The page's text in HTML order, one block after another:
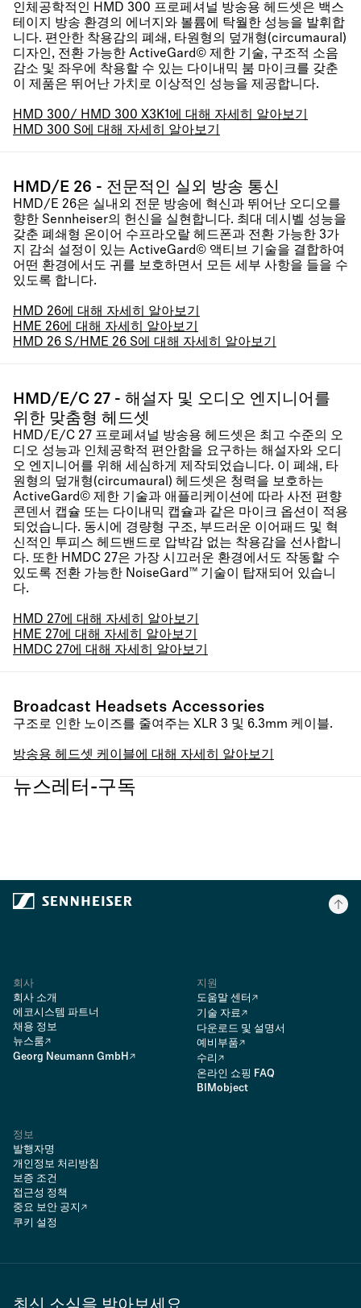
인체공학적인 HMD 300 프로페셔널 방송용 헤드셋은 백스
테이지 방송 환경의 에너지와 볼륨에 탁월한 성능을 발휘합
니다. 편안한 착용감의 폐쇄, 타원형의 덮개형(circumaural)
디자인, 전환 가능한 ActiveGard© 제한 기술, 구조적 소음
감소 및 좌우에 착용할 수 있는 다이내믹 붐 마이크를 갖춘
이 제품은 뛰어난 가치로 이상적인 성능을 제공합니다.
HMD 300/ HMD 300 X3K1에 대해 자세히 알아보기
HMD 300 S에 대해 자세히 알아보기
HMD/E 26 - 전문적인 실외 방송 통신
HMD/E 26은 실내외 전문 방송에 혁신과 뛰어난 오디오를
향한 Sennheiser의 헌신을 실현합니다. 최대 데시벨 성능을
갖춘 폐쇄형 온이어 수프라오랄 헤드폰과 전환 가능한 3가
지 감쇠 설정이 있는 ActiveGard© 액티브 기술을 결합하여
어떤 환경에서도 귀를 보호하면서 모든 세부 사항을 들을 수
있도록 합니다.
HMD 26에 대해 자세히 알아보기
HME 26에 대해 자세히 알아보기
HMD 26 S/HME 26 S에 대해 자세히 알아보기
HMD/E/C 27 - 해설자 및 오디오 엔지니어를
위한 맞춤형 헤드셋
HMD/E/C 27 프로페셔널 방송용 헤드셋은 최고 수준의 오
디오 성능과 인체공학적 편안함을 요구하는 해설자와 오디
오 엔지니어를 위해 세심하게 제작되었습니다. 이 폐쇄, 타
원형의 덮개형(circumaural) 헤드셋은 청력을 보호하는
ActiveGard© 제한 기술과 애플리케이션에 따라 사전 편향
콘덴서 캡슐 또는 다이내믹 캡슐과 같은 마이크 옵션이 적용
되었습니다. 동시에 경량형 구조, 부드러운 이어패드 및 혁
신적인 투피스 헤드밴드로 압박감 없는 착용감을 선사합니
다. 또한 HMDC 27은 가장 시끄러운 환경에서도 작동할 수
있도록 전환 가능한 NoiseGard™ 기술이 탑재되어 있습니
다.
HMD 27에 대해 자세히 알아보기
HME 27에 대해 자세히 알아보기
HMDC 27에 대해 자세히 알아보기
Broadcast Headsets Accessories
구조로 인한 노이즈를 줄여주는 XLR 3 및 6.3mm 케이블.
방송용 헤드셋 케이블에 대해 자세히 알아보기
뉴스레터-구독
회사
회사 소개
에코시스템 파트너
채용 정보
뉴스룸
Georg Neumann GmbH
지원
도움말 센터
기술 자료
다운로드 및 설명서
예비부품
수리
온라인 쇼핑 FAQ
BIMobject
정보
발행자명
개인정보 처리방침
보증 조건
접근성 정책
중요 보안 공지
쿠키 설정